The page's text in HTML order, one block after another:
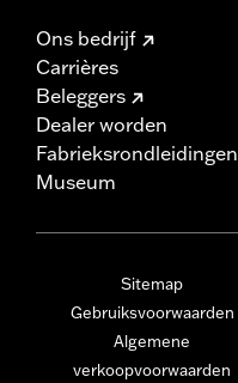
Ons bedrijf
Carrières
Beleggers
Dealer worden
Fabrieksrondleidingen
Museum
Sitemap
Gebruiksvoorwaarden
Algemene
verkoopvoorwaarden